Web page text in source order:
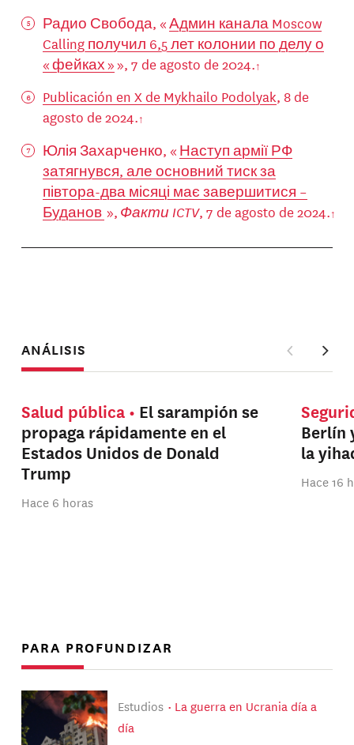
Радио Свобода, «Админ канала Moscow
Calling получил 6,5 лет колонии по делу о
« фейках »», 7 de agosto de 2024.
Publicación en X de Mykhailo Podolyak, 8 de
agosto de 2024.
Юлія Захарченко, « Наступ армії РФ
затягнувся, але основний тиск за
півтора-два місяці має завершитися –
Буданов », Факти ICTV, 7 de agosto de 2024.
ANÁLISIS
Salud pública
El sarampión se
propaga rápidamente en el
Estados Unidos de Donald
Trump
Hace 6 horas
Berlín
la
Hace 16
PARA PROFUNDIZAR
Estudios
La guerra en Ucrania día a
día